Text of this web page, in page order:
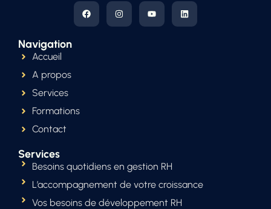
Navigation
Accueil
A propos
Services
Formations
Contact
Services
Besoins quotidiens en gestion RH
L’accompagnement de votre croissance
Vos besoins de développement RH